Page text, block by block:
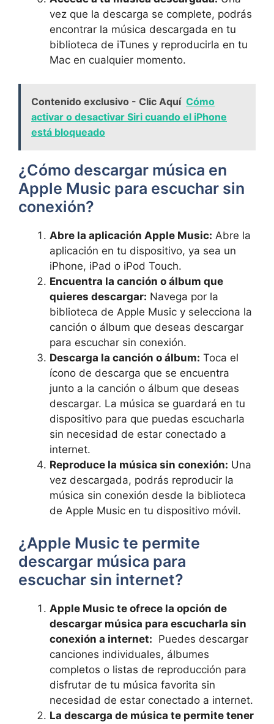
vez que la descarga se ⁢complete, podrás‍
encontrar​ la música descargada en tu
biblioteca de iTunes ⁤y reproducirla en tu
Mac en cualquier momento.
Contenido exclusivo - Clic Aquí Cómo
activar o desactivar Siri cuando el iPhone
está bloqueado
¿Cómo descargar música en
Apple Music para escuchar sin
conexión?
Abre la aplicación Apple Music: Abre ‌la
aplicación en tu⁢ dispositivo, ya sea un
iPhone, iPad o iPod⁤ Touch.
Encuentra‍ la ​canción o ⁣álbum‍ que
quieres descargar: Navega por la
biblioteca de Apple Music y selecciona la
canción⁢ o álbum ‌que deseas descargar
para escuchar ⁤sin conexión.
Descarga la canción o⁢ álbum: Toca el
ícono de descarga ⁣que se encuentra
junto a la canción‌ o álbum ⁣que deseas
descargar. La música se‌ guardará en tu
dispositivo‍ para que puedas escucharla
sin necesidad de estar ⁢conectado a
internet.
Reproduce la música sin ⁣conexión: Una
vez descargada, podrás reproducir la
⁤música⁣ sin conexión desde ‍la biblioteca
de Apple Music en tu dispositivo móvil.
¿Apple⁣ Music⁤ te permite
descargar música para
escuchar sin internet?
Apple Music​ te ofrece la opción ⁤de
descargar música para escucharla sin
conexión a internet: ‌ Puedes descargar
canciones individuales, álbumes
completos o listas ‌de reproducción para
disfrutar de​ tu música favorita sin
necesidad de estar conectado a internet.
La descarga de música‌ te permite tener‍